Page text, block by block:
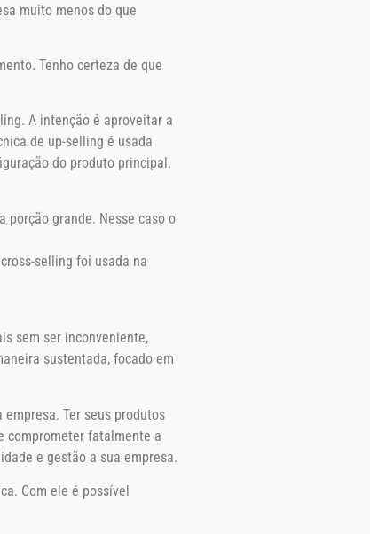
muito menos do que
Tenho certeza de que
A intenção é aproveitar a
de up-selling é usada
do produto principal.
porção grande. Nesse caso o
selling foi usada na
sem ser inconveniente,
sustentada, focado em
Ter seus produtos
comprometer fatalmente a
e gestão a sua empresa.
Com ele é possível